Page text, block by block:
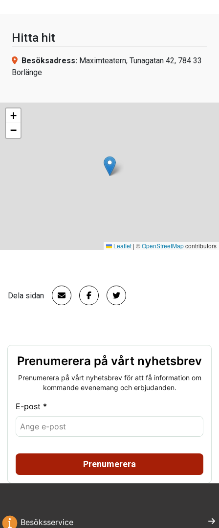
Hitta hit
Besöksadress: Maximteatern, Tunagatan 42, 784 33
Borlänge
+
−
Leaflet | ©OpenStreetMapcontributors
Dela sidan
Prenumerera på vårt nyhetsbrev
Prenumerera på vårt nyhetsbrev för att få information om
kommande evenemang och erbjudanden.
E-post *
Prenumerera
Besöksservice